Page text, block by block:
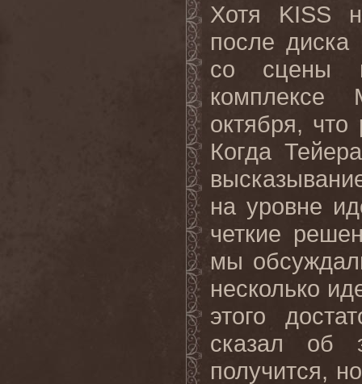
Хотя KISS
после диска
со сцены
комплексе
октября,
Когда
на уровне
четкие
мы
несколько
этого
сказал об
получится,